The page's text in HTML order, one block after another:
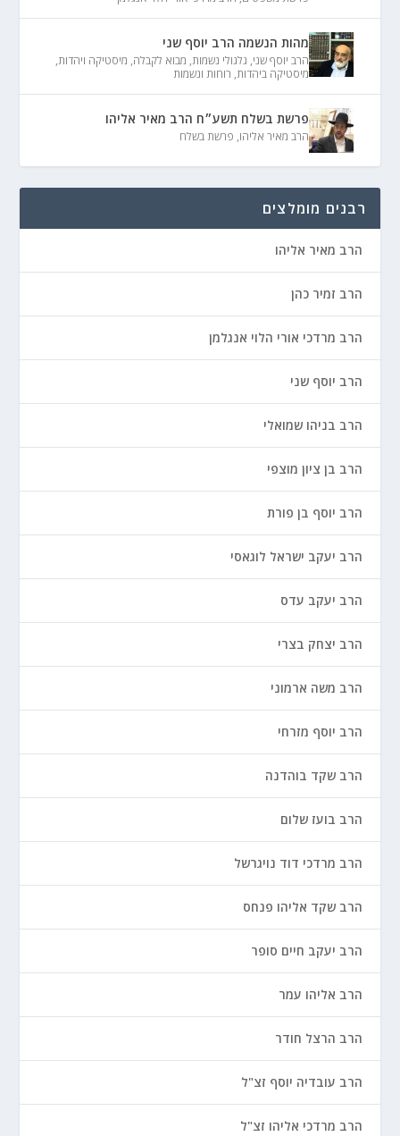
מהות הנשמה הרב יוסף שני
הרב יוסף שני, גלגולי נשמות, מבוא לקבלה, מיסטיקה ויהדות,
מיסטיקה ביהדות, רוחות ונשמות
פרשת בשלח תשע״ח הרב מאיר אליהו
הרב מאיר אליהו, פרשת בשלח
רבנים מומלצים
הרב מאיר אליהו
הרב זמיר כהן
הרב מרדכי אורי הלוי אנגלמן
הרב יוסף שני
הרב בניהו שמואלי
הרב בן ציון מוצפי
הרב יוסף בן פורת
הרב יעקב ישראל לוגאסי
הרב יעקב עדס
הרב יצחק בצרי
הרב משה ארמוני
הרב יוסף מזרחי
הרב שקד בוהדנה
הרב בועז שלום
הרב מרדכי דוד נויגרשל
הרב שקד אליהו פנחס
הרב יעקב חיים סופר
הרב אליהו עמר
הרב הרצל חודר
הרב עובדיה יוסף זצ"ל
הרב מרדכי אליהו זצ"ל